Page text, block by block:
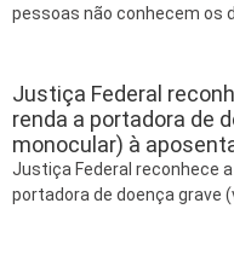
pessoas não conhecem os
Justiça Federal
renda a portadora de
monocular) à
Justiça Federal reconhece
portadora de doença grave